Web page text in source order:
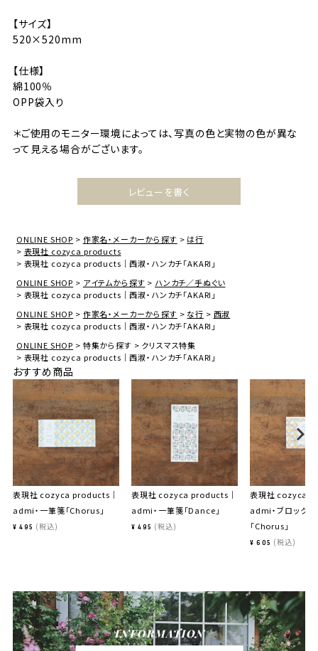
【サイズ】
520×520mm
【仕様】
綿100％
OPP袋入り
＊ご使用のモニター環境によっては、写真の色と実物の色が異な
って見える場合がございます。
レビューを書く
ONLINE SHOP 作家名・メーカーから探す
は行
表現社 cozyca products
表現社 cozyca products｜西淑・ハンカチ「AKARI」
ONLINE SHOP
アイテムから探す
ハンカチ／手ぬぐい
表現社 cozyca products｜西淑・ハンカチ「AKARI」
ONLINE SHOP
作家名・メーカーから探す な行
西淑
表現社 cozyca products｜西淑・ハンカチ「AKARI」
ONLINE SHOP
特集から探す
クリスマス特集
表現社 cozyca products｜西淑・ハンカチ「AKARI」
おすすめ商品
表現社 cozyca products｜
admi・一筆箋「Chorus」
¥ 495 税込
表現社 cozyca products｜
admi・一筆箋「Dance」
¥ 495 税込
表現社 cozyca
admi・ブロックメ
「Chorus」
¥ 605 税込